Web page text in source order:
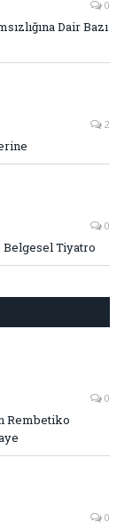
0
Dair Bazı
2
0
Tiyatro
0
Rembetiko
0